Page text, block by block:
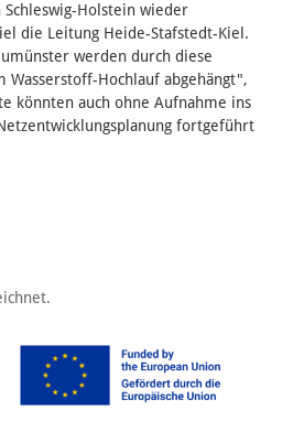
Holstein wieder
die Leitung Heide-Stafstedt-Kiel.
werden durch diese
Wasserstoff-Hochlauf abgehängt",
könnten auch ohne Aufnahme ins
fortgeführt